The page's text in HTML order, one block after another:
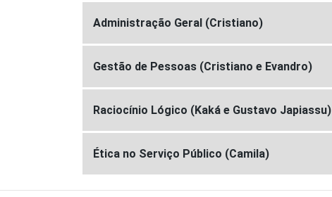
Administração Geral (Cristiano)
Gestão de Pessoas (Cristiano e Evandro)
Raciocínio Lógico (Kaká e Gustavo Japiassu)
Ética no Serviço Público (Camila)